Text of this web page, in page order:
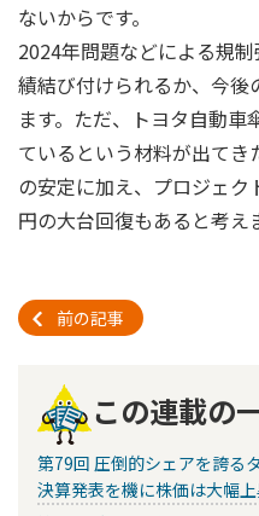
ないからです。
2024年問題などによる規
績結び付けられるか、今後
ます。ただ、トヨタ自動
ているという材料が出てき
の安定に加え、プロジェ
円の大台回復もあると考え
前の記事
この連載の
第79回 圧倒的シェアを誇る
決算発表を機に株価は大幅